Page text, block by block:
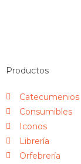
Productos
Catecumenios
Consumibles
Iconos
Librería
Orfebrería